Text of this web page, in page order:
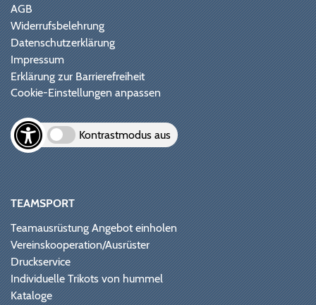
AGB
Widerrufsbelehrung
Datenschutzerklärung
Impressum
Erklärung zur Barrierefreiheit
Cookie-Einstellungen anpassen
Kontrastmodus aus
TEAMSPORT
Teamausrüstung Angebot einholen
Vereinskooperation/Ausrüster
Druckservice
Individuelle Trikots von hummel
Kataloge